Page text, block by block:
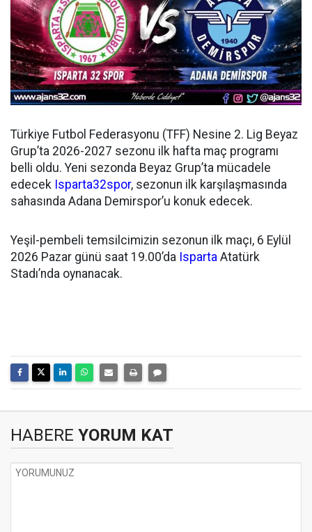
Türkiye Futbol Federasyonu (TFF) Nesine 2. Lig Beyaz
Grup’ta 2026-2027 sezonu ilk hafta maç programı
belli oldu. Yeni sezonda Beyaz Grup’ta mücadele
edecek Isparta32spor, sezonun ilk karşılaşmasında
sahasında Adana Demirspor’u konuk edecek.
Yeşil-pembeli temsilcimizin sezonun ilk maçı, 6 Eylül
2026 Pazar günü saat 19.00’da Isparta Atatürk
Stadı’nda oynanacak.
HABERE YORUM KAT